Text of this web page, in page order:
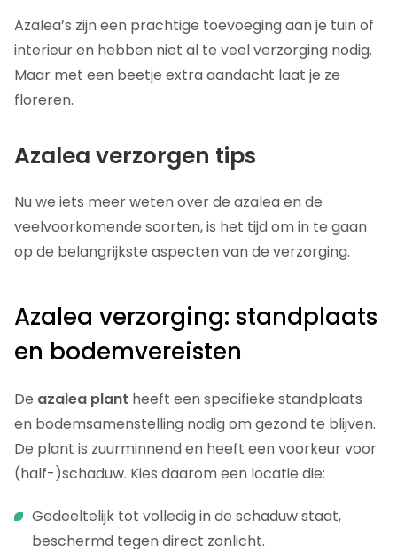
Azalea’s zijn een prachtige toevoeging aan je tuin of
interieur en hebben niet al te veel verzorging nodig.
Maar met een beetje extra aandacht laat je ze
floreren.
Azalea verzorgen tips
Nu we iets meer weten over de azalea en de
veelvoorkomende soorten, is het tijd om in te gaan
op de belangrijkste aspecten van de verzorging.
Azalea verzorging: standplaats
en bodemvereisten
De azalea plant heeft een specifieke standplaats
en bodemsamenstelling nodig om gezond te blijven.
De plant is zuurminnend en heeft een voorkeur voor
(half-)schaduw. Kies daarom een locatie die:
Gedeeltelijk tot volledig in de schaduw staat,
beschermd tegen direct zonlicht.